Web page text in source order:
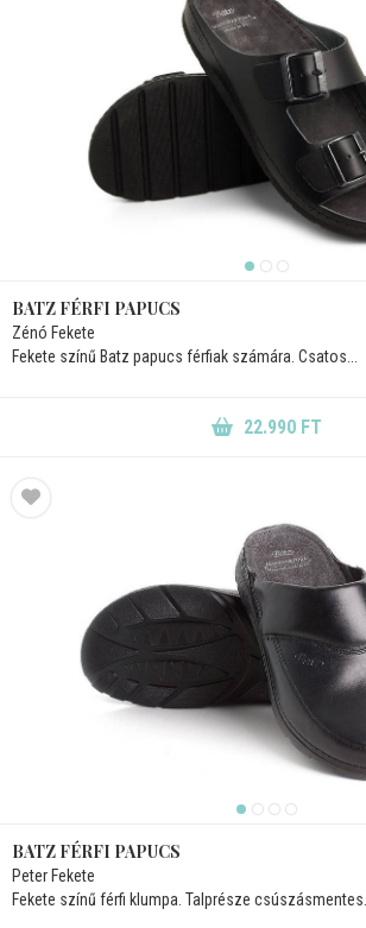
BATZ FÉRFI PAPUCS
Zénó Fekete
Fekete színű Batz papucs férfiak számára. Csatos...
22.990 FT
BATZ FÉRFI PAPUCS
Peter Fekete
Fekete színű férfi klumpa. Talprésze csúszásmentes...